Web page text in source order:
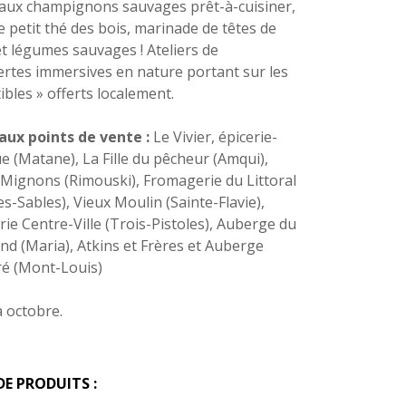
champignons sauvages prêt-à-cuisiner,
petit thé des bois, marinade de têtes de
légumes sauvages ! Ateliers de
immersives en nature portant sur les
» offerts localement.
points de vente : Le Vivier, épicerie-
(Matane), La Fille du pêcheur (Amqui),
(Rimouski), Fromagerie du Littoral
Sables), Vieux Moulin (Sainte-Flavie),
Centre-Ville (Trois-Pistoles), Auberge du
(Maria), Atkins et Frères et Auberge
(Mont-Louis)
octobre.
PRODUITS :